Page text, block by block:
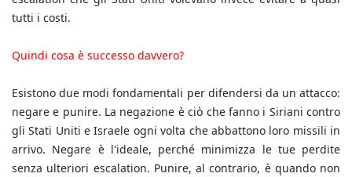
tutti i costi.
Quindi cosa è successo davvero?
Esistono due modi fondamentali per difendersi da un attacco:
negare e punire. La negazione è ciò che fanno i Siriani contro
gli Stati Uniti e Israele ogni volta che abbattono loro missili in
arrivo. Negare è l'ideale, perché minimizza le tue perdite
senza ulteriori escalation. Punire, al contrario, è quando non